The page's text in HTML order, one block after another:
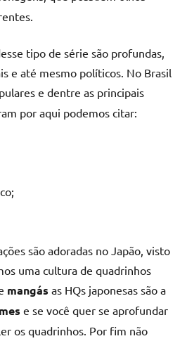
tipo de série são profundas,
e até mesmo políticos. No Brasil
e dentre as principais
por aqui podemos citar:
são adoradas no Japão, visto
uma cultura de quadrinhos
mangás as HQs japonesas são a
e se você quer se aprofundar
os quadrinhos. Por fim não